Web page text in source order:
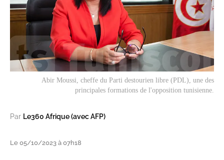
Abir Moussi, cheffe du Parti destourien libre (PDL), une des
principales formations de l'opposition tunisienne.
Par Le360 Afrique (avec AFP)
Le 05/10/2023 à 07h18